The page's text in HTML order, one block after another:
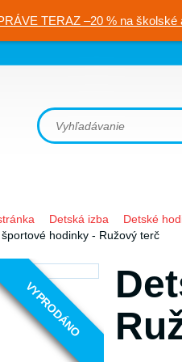
TERAZ –20 % na
Detská izba Detské
hodinky - Ružový terč
VYPRODÁNO